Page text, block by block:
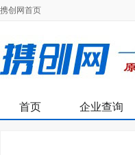
携创网首页
首页 企业查询